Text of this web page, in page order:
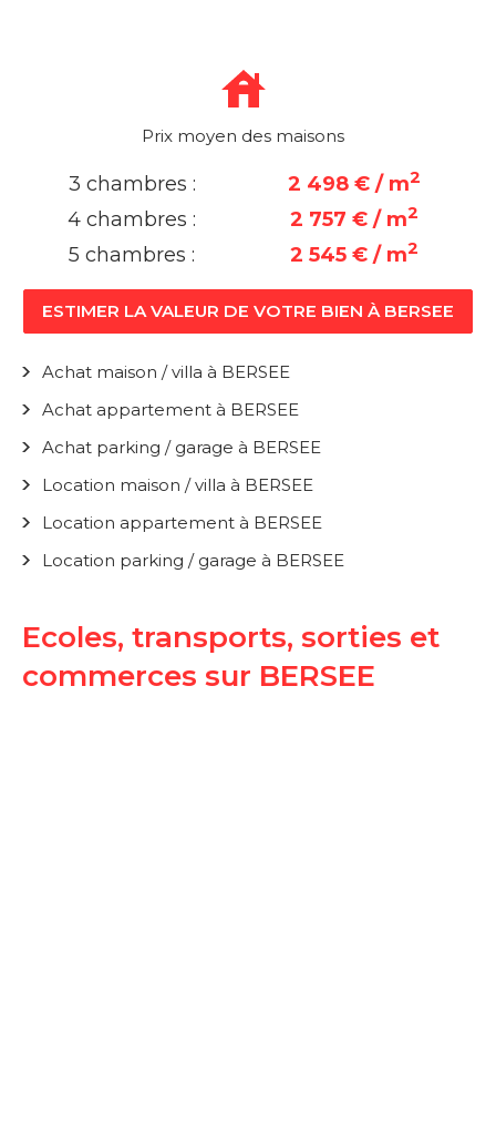
Prix moyen des maisons
3 chambres : 2 498 € / m2
4 chambres : 2 757 € / m2
5 chambres : 2 545 € / m2
ESTIMER LA VALEUR DE VOTRE BIEN À BERSEE
Achat maison / villa à BERSEE
Achat appartement à BERSEE
Achat parking / garage à BERSEE
Location maison / villa à BERSEE
Location appartement à BERSEE
Location parking / garage à BERSEE
Ecoles, transports, sorties et
commerces sur BERSEE